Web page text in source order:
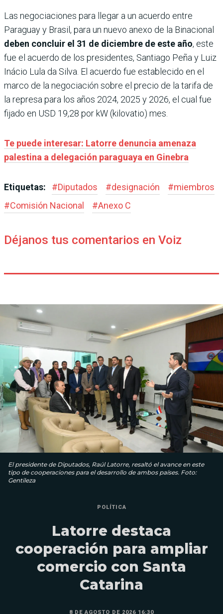
Las negociaciones para llegar a un acuerdo entre
Paraguay y Brasil, para un nuevo anexo de la Binacional
deben concluir el 31 de diciembre de este año, este
fue el acuerdo de los presidentes, Santiago Peña y Luiz
Inácio Lula da Silva. El acuerdo fue establecido en el
marco de la negociación sobre el precio de la tarifa de
la represa para los años 2024, 2025 y 2026, el cual fue
fijado en USD 19,28 por kW (kilovatio) mes.
Te puede interesar: Latorre denuncia amenaza
palestina a delegación paraguaya en Ginebra
Etiquetas: #Diputados #designación #miembros
#Comisión Nacional #Anexo C
Déjanos tus comentarios en Voiz
El presidente de Diputados, Raúl Latorre, resaltó el avance en este
tipo de cooperaciones para el desarrollo de ambos países. Foto:
Gentileza
POLÍTICA
Latorre destaca
cooperación para ampliar
comercio con Santa
Catarina
8 DE AGOSTO DE 2026 16:30